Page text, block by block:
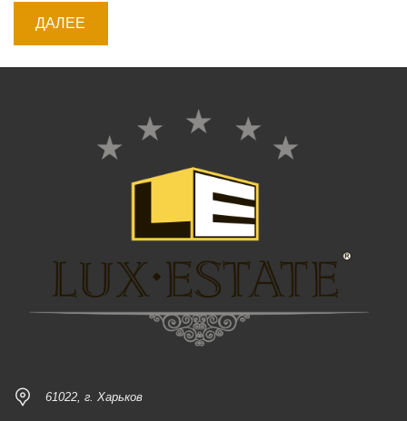
61022, г. Харьков